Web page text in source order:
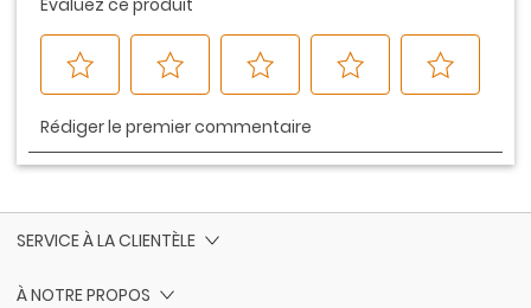
SERVICE À LA CLIENTÈLE
À NOTRE PROPOS